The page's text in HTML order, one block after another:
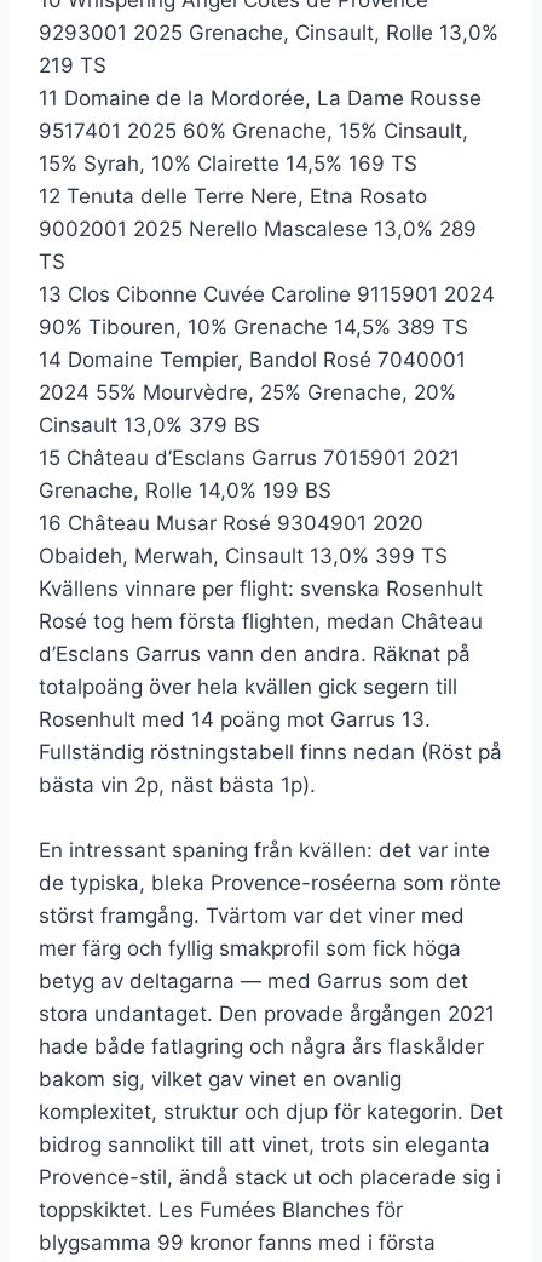
9293001 2025 Grenache, Cinsault, Rolle 13,0%
219 TS
11 Domaine de la Mordorée, La Dame Rousse
9517401 2025 60% Grenache, 15% Cinsault,
15% Syrah, 10% Clairette 14,5% 169 TS
12 Tenuta delle Terre Nere, Etna Rosato
9002001 2025 Nerello Mascalese 13,0% 289
TS
13 Clos Cibonne Cuvée Caroline 9115901 2024
90% Tibouren, 10% Grenache 14,5% 389 TS
14 Domaine Tempier, Bandol Rosé 7040001
2024 55% Mourvèdre, 25% Grenache, 20%
Cinsault 13,0% 379 BS
15 Château d’Esclans Garrus 7015901 2021
Grenache, Rolle 14,0% 199 BS
16 Château Musar Rosé 9304901 2020
Obaideh, Merwah, Cinsault 13,0% 399 TS
Kvällens vinnare per flight: svenska Rosenhult
Rosé tog hem första flighten, medan Château
d’Esclans Garrus vann den andra. Räknat på
totalpoäng över hela kvällen gick segern till
Rosenhult med 14 poäng mot Garrus 13.
Fullständig röstningstabell finns nedan (Röst på
bästa vin 2p, näst bästa 1p).
En intressant spaning från kvällen: det var inte
de typiska, bleka Provence-roséerna som rönte
störst framgång. Tvärtom var det viner med
mer färg och fyllig smakprofil som fick höga
betyg av deltagarna — med Garrus som det
stora undantaget. Den provade årgången 2021
hade både fatlagring och några års flaskålder
bakom sig, vilket gav vinet en ovanlig
komplexitet, struktur och djup för kategorin. Det
bidrog sannolikt till att vinet, trots sin eleganta
Provence-stil, ändå stack ut och placerade sig i
toppskiktet. Les Fumées Blanches för
blygsamma 99 kronor fanns med i första